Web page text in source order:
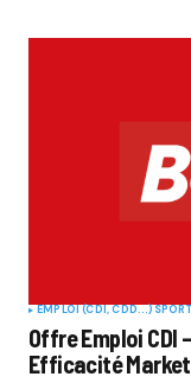
EMPLOI (CDI, CDD...)
Offre Emploi CDI
Efficacité